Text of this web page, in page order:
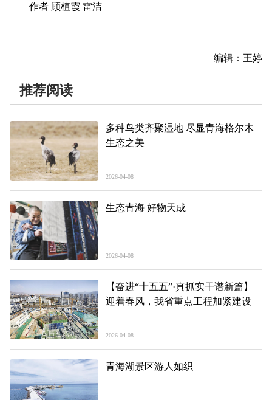
作者 顾植霞 雷洁
编辑：王婷
推荐阅读
多种鸟类齐聚湿地 尽显青海格尔木
生态之美
2026-04-08
生态青海 好物天成
2026-04-08
【奋进“十五五”·真抓实干谱新篇】
迎着春风，我省重点工程加紧建设
2026-04-08
青海湖景区游人如织